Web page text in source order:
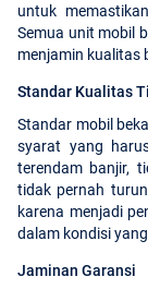
untuk
Semua unit mobil
menjamin kualitas
Standar Kualitas
Standar mobil
syarat yang
terendam banjir,
tidak pernah
karena menjadi
dalam kondisi
Jaminan Garansi